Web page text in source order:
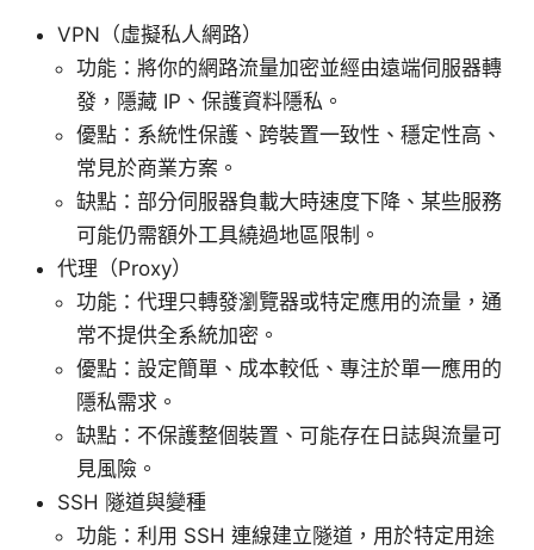
VPN（虛擬私人網路）
功能：將你的網路流量加密並經由遠端伺服器轉
發，隱藏 IP、保護資料隱私。
優點：系統性保護、跨裝置一致性、穩定性高、
常見於商業方案。
缺點：部分伺服器負載大時速度下降、某些服務
可能仍需額外工具繞過地區限制。
代理（Proxy）
功能：代理只轉發瀏覽器或特定應用的流量，通
常不提供全系統加密。
優點：設定簡單、成本較低、專注於單一應用的
隱私需求。
缺點：不保護整個裝置、可能存在日誌與流量可
見風險。
SSH 隧道與變種
功能：利用 SSH 連線建立隧道，用於特定用途